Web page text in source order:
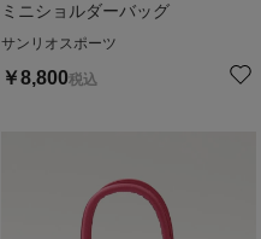
ミニショルダーバッグ
サンリオスポーツ
￥8,800税込